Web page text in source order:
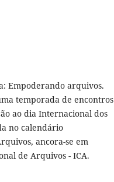
Empoderando arquivos.
temporada de encontros
ao dia Internacional dos
no calendário
ancora-se em
de Arquivos - ICA.